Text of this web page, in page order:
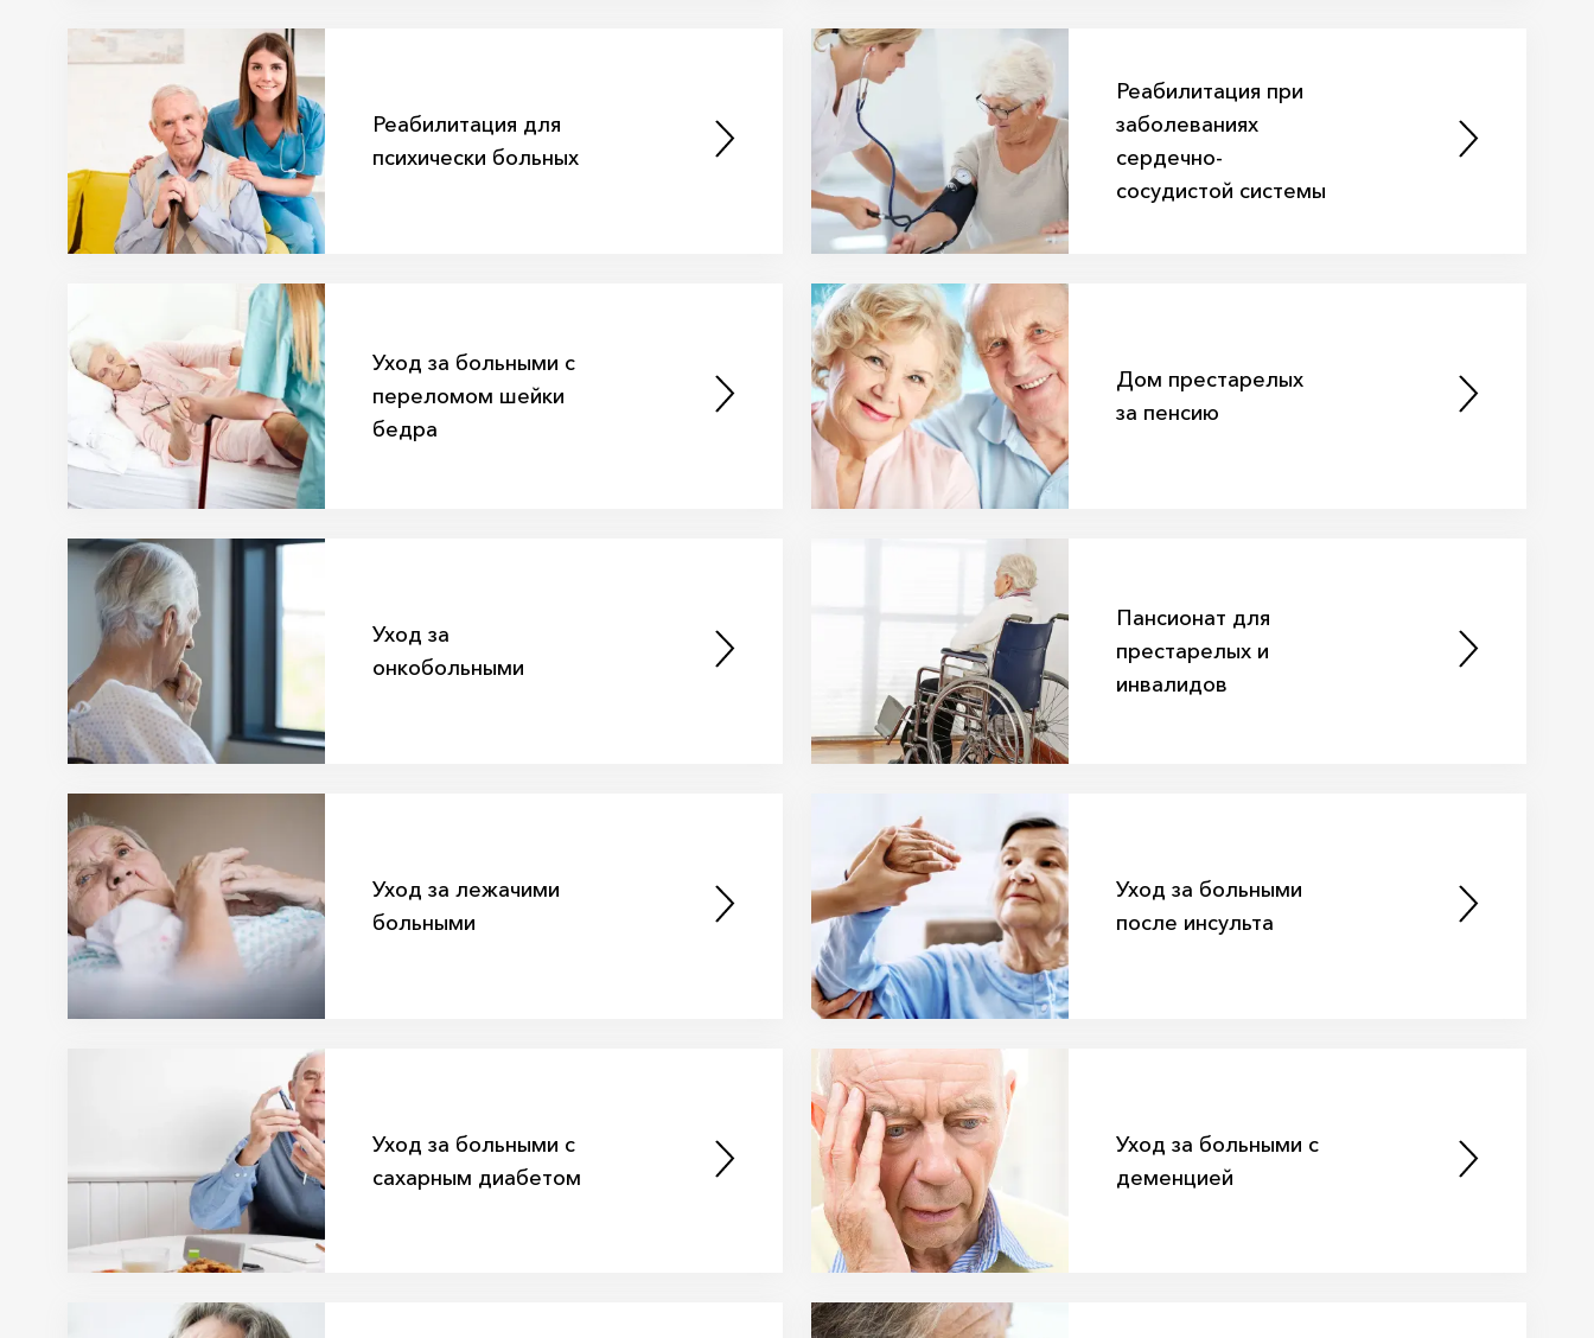
Реабилитация для
психически больных
Реабилитация при
заболеваниях
сердечно-
сосудистой системы
Уход за больными с
переломом шейки
бедра
Дом престарелых
за пенсию
Уход за
онкобольными
Пансионат для
престарелых и
инвалидов
Уход за лежачими
больными
Уход за больными
после инсульта
Уход за больными с
сахарным диабетом
Уход за больными с
деменцией